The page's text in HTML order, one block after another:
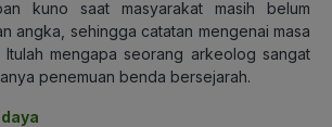
kuno saat masyarakat masih belum
angka, sehingga catatan mengenai masa
Itulah mengapa seorang arkeolog sangat
penemuan benda bersejarah.